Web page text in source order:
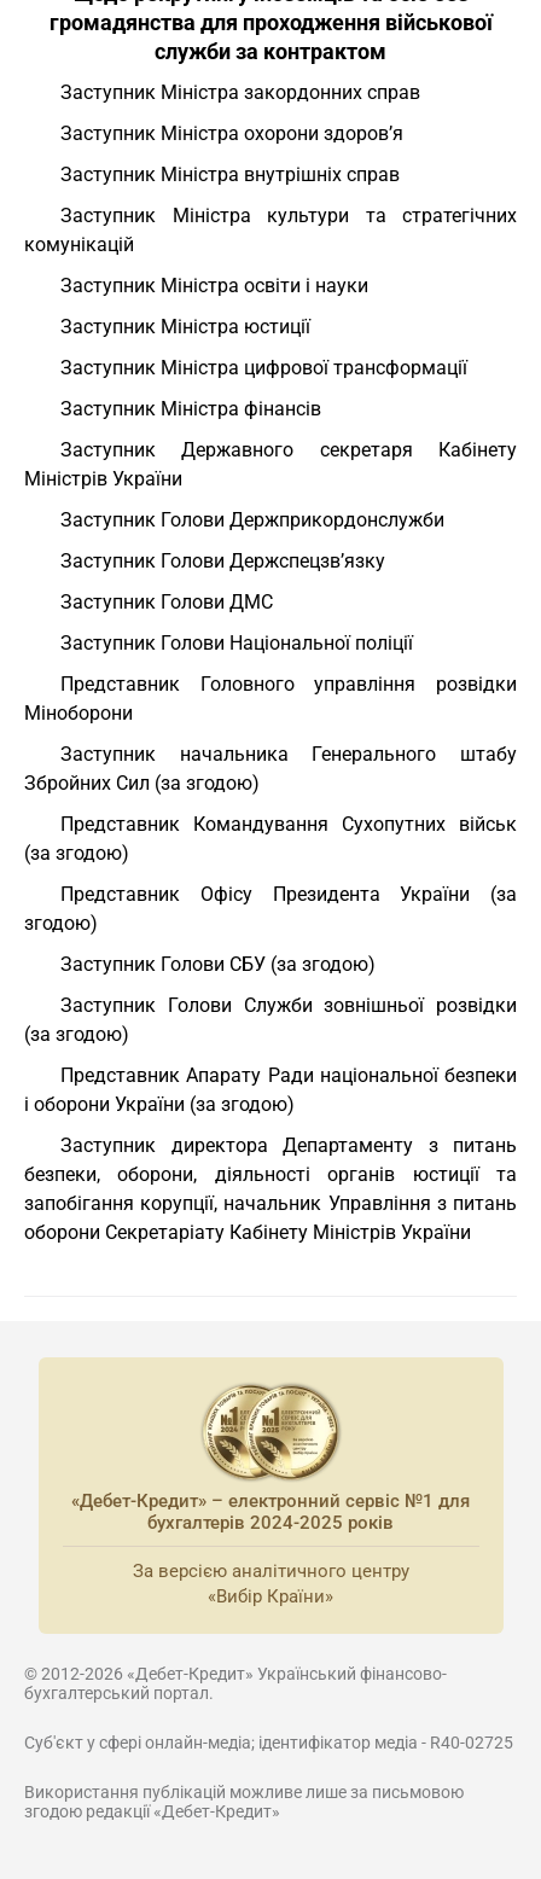
громадянства для проходження військової
служби за контрактом
Заступник Міністра закордонних справ
Заступник Міністра охорони здоров’я
Заступник Міністра внутрішніх справ
Заступник Міністра культури та стратегічних
комунікацій
Заступник Міністра освіти і науки
Заступник Міністра юстиції
Заступник Міністра цифрової трансформації
Заступник Міністра фінансів
Заступник Державного секретаря Кабінету
Міністрів України
Заступник Голови Держприкордонслужби
Заступник Голови Держспецзв’язку
Заступник Голови ДМС
Заступник Голови Національної поліції
Представник Головного управління розвідки
Міноборони
Заступник начальника Генерального штабу
Збройних Сил (за згодою)
Представник Командування Сухопутних військ
(за згодою)
Представник Офісу Президента України (за
згодою)
Заступник Голови СБУ (за згодою)
Заступник Голови Служби зовнішньої розвідки
(за згодою)
Представник Апарату Ради національної безпеки
і оборони України (за згодою)
Заступник директора Департаменту з питань
безпеки, оборони, діяльності органів юстиції та
запобігання корупції, начальник Управління з питань
оборони Секретаріату Кабінету Міністрів України
«Дебет-Кредит» – електронний сервіс №1 для
бухгалтерів 2024-2025 років
За версією аналітичного центру
«Вибір Країни»
© 2012-2026 «Дебет-Кредит» Український фінансово-
бухгалтерський портал.
Суб'єкт у сфері онлайн-медіа; ідентифікатор медіа - R40-02725
Використання публікацій можливе лише за письмовою
згодою редакції «Дебет-Кредит»